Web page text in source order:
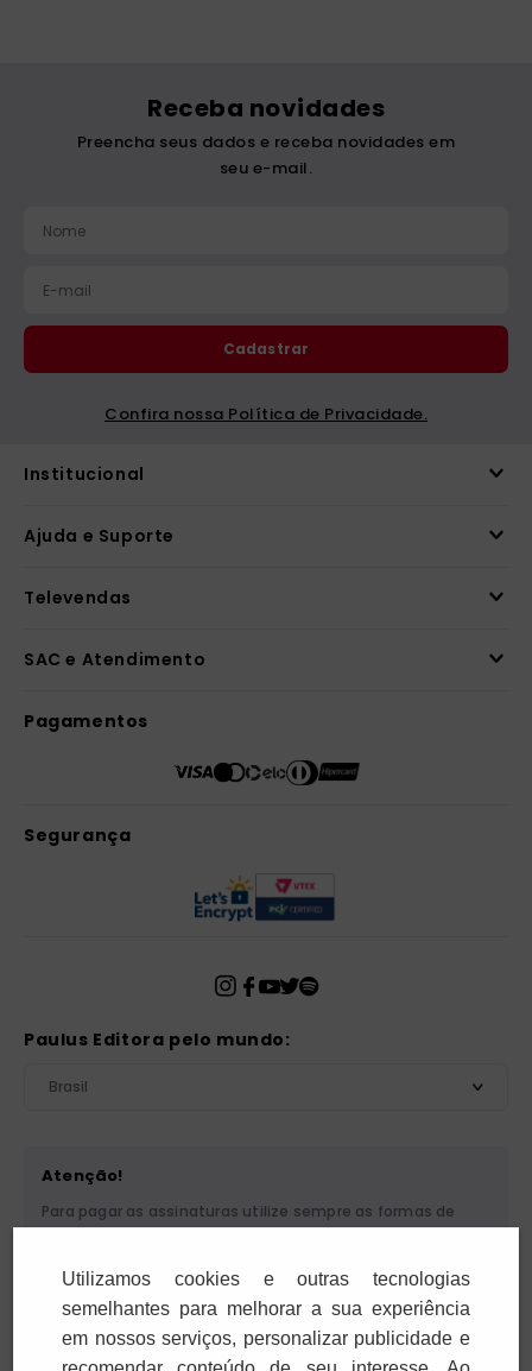
Receba novidades
Preencha seus dados e receba novidades em
seu e-mail.
Confira nossa Política de Privacidade.
Cadastrar
Institucional
Ajuda e Suporte
Televendas
SAC e Atendimento
Pagamentos
Segurança
Paulus Editora pelo mundo:
Brasil
Atenção!
Para pagar as assinaturas utilize sempre as formas de
ou de pessoa física. Se você receber algum tipo de
cobrança suspeita, entre em contato conosco pelo
telefone (11) 5087-3600 ou pelo e-mail
cobranca@paulus.com.br.
Utilizamos cookies e outras tecnologias
semelhantes para melhorar a sua experiência
em nossos serviços, personalizar publicidade e